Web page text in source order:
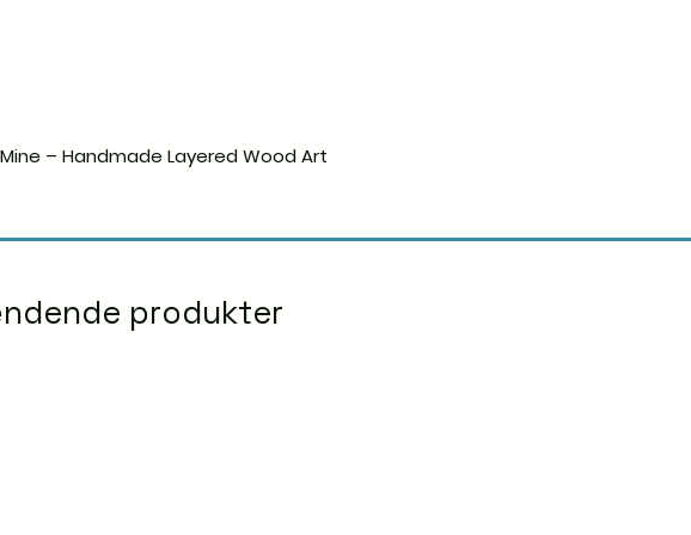
– Handmade Layered Wood Art
produkter